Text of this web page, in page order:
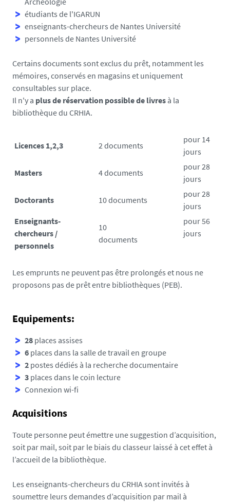
étudiants de l'IGARUN
enseignants-chercheurs de Nantes Université
personnels de Nantes Université
Certains documents sont exclus du prêt, notamment les
mémoires, conservés en magasins et uniquement
consultables sur place.
Il n'y a plus de réservation possible de livres à la
bibliothèque du CRHIA.
Licences 1,2,3 2 documents
pour 14
jours
Masters 4 documents
pour 28
jours
Doctorants 10 documents
pour 28
jours
Enseignants-
chercheurs /
personnels
10
documents
pour 56
jours
Les emprunts ne peuvent pas être prolongés et nous ne
proposons pas de prêt entre bibliothèques (PEB).
Equipements:
28 places assises
6 places dans la salle de travail en groupe
2 postes dédiés à la recherche documentaire
3 places dans le coin lecture
Connexion wi-fi
Acquisitions
Toute personne peut émettre une suggestion d’acquisition,
soit par mail, soit par le biais du classeur laissé à cet effet à
l’accueil de la bibliothèque.
Les enseignants-chercheurs du CRHIA sont invités à
soumettre leurs demandes d’acquisition par mail à